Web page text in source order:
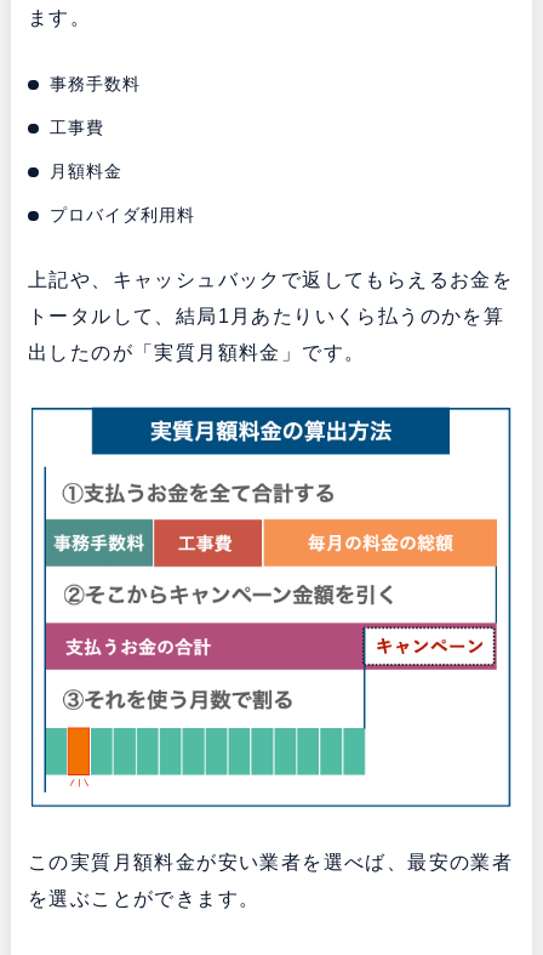
ます。
事務手数料
工事費
月額料金
プロバイダ利用料
上記や、キャッシュバックで返してもらえるお金を
トータルして、結局1月あたりいくら払うのかを算
出したのが「実質月額料金」です。
この実質月額料金が安い業者を選べば、最安の業者
を選ぶことができます。